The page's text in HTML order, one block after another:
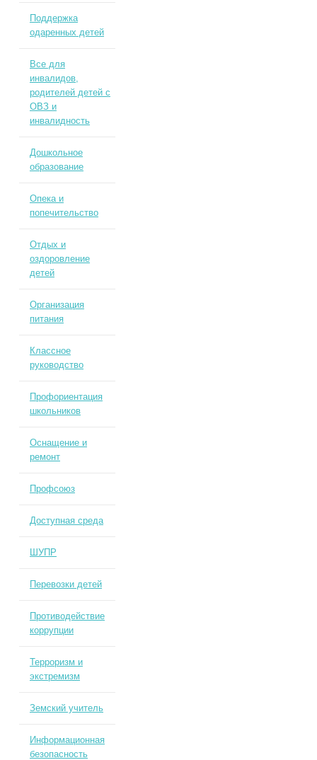
Поддержка
одаренных детей
Все для
инвалидов,
родителей детей с
ОВЗ и
инвалидность
Дошкольное
образование
Опека и
попечительство
Отдых и
оздоровление
детей
Организация
питания
Классное
руководство
Профориентация
школьников
Оснащение и
ремонт
Профсоюз
Доступная среда
ШУПР
Перевозки детей
Противодействие
коррупции
Терроризм и
экстремизм
Земский учитель
Информационная
безопасность